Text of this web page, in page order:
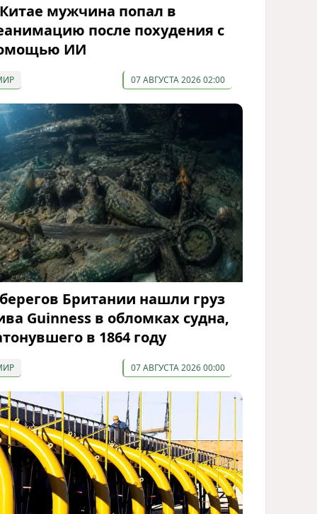
мужчина попал в
после похудения с
ИИ
07 АВГУСТА 2026 02:00
Британии нашли груз
Guinness в обломках судна,
в 1864 году
07 АВГУСТА 2026 00:00